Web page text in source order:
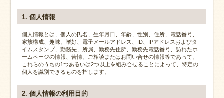
1. 個人情報
個人情報とは、個人の氏名、生年月日、年齢、性別、住所、電話番号、
家族構成、趣味、嗜好、電子メールアドレス、ID、IPアドレスおよびタ
イムスタンプ、勤務先、所属、勤務先住所、勤務先電話番号、訪れたホ
ームページの情報、苦情、ご相談またはお問い合せの情報等であって、
これらのうちの1つあるいは2つ以上を組み合せることによって、特定の
個人を識別できるものを指します。
2. 個人情報の利用目的